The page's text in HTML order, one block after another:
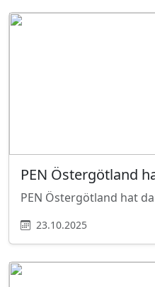
PEN Östergötland
PEN Östergötland hat
23.10.2025